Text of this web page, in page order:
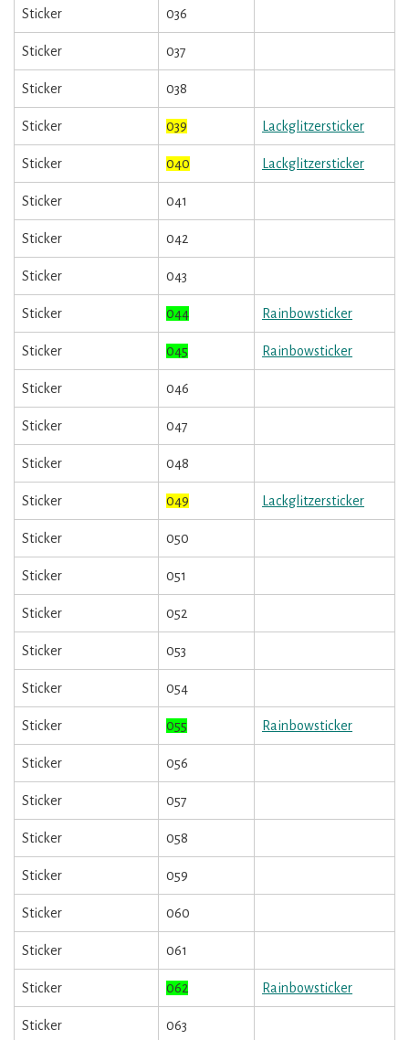
Sticker 036
Sticker 037
Sticker 038
Sticker 039 Lackglitzersticker
Sticker 040 Lackglitzersticker
Sticker 041
Sticker 042
Sticker 043
Sticker 044 Rainbowsticker
Sticker 045 Rainbowsticker
Sticker 046
Sticker 047
Sticker 048
Sticker 049 Lackglitzersticker
Sticker 050
Sticker 051
Sticker 052
Sticker 053
Sticker 054
Sticker 055 Rainbowsticker
Sticker 056
Sticker 057
Sticker 058
Sticker 059
Sticker 060
Sticker 061
Sticker 062 Rainbowsticker
Sticker 063